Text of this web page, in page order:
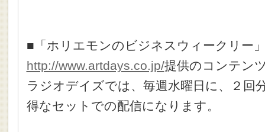
■「ホリエモンのビジネスウィークリー
http://www.artdays.co.jp/提供のコンテン
ラジオデイズでは、毎週水曜日に、２回
得なセットでの配信になります。